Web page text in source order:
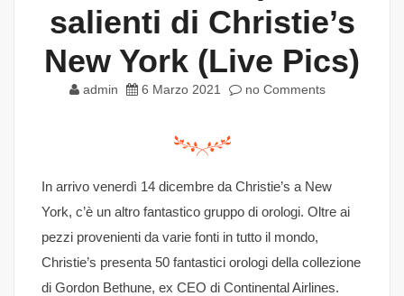
salienti di Christie’s
New York (Live Pics)
admin 6 Marzo 2021 no Comments
In arrivo venerdì 14 dicembre da Christie’s a New
York, c’è un altro fantastico gruppo di orologi. Oltre ai
pezzi provenienti da varie fonti in tutto il mondo,
Christie’s presenta 50 fantastici orologi della collezione
di Gordon Bethune, ex CEO di Continental Airlines.